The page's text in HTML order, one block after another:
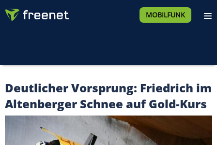
MOBILFUNK
Deutlicher Vorsprung: Friedrich im
Altenberger Schnee auf Gold-Kurs